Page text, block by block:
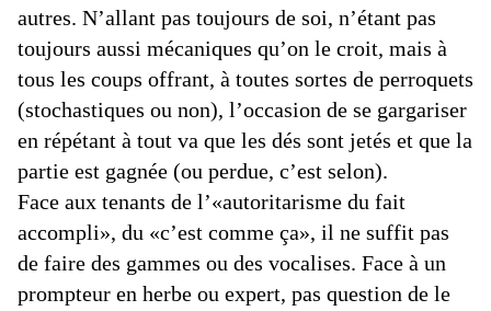
autres. N’allant pas toujours de soi, n’étant pas
toujours aussi mécaniques qu’on le croit, mais à
tous les coups offrant, à toutes sortes de perroquets
(stochastiques ou non), l’occasion de se gargariser
en répétant à tout va que les dés sont jetés et que la
partie est gagnée (ou perdue, c’est selon).
Face aux tenants de l’«autoritarisme du fait
accompli», du «c’est comme ça», il ne suffit pas
de faire des gammes ou des vocalises. Face à un
prompteur en herbe ou expert, pas question de le